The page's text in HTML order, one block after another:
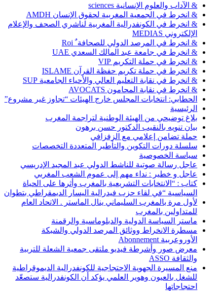
& الآداب والعلوم الإنسانية sciences
& انخرط في الجمعية المغربية لحقوق الإنسان AMDH
& انخرط في الكونفدرالية المغربية لناشري الصحف والإعلام
الإلكتروني MEDIAS
& انخرط في المرصد الدولي للصحافة ٌ Roi
& انخرط في جامعة عبد المالك السعدي UAE
& انخرط في حملة التكريم VIP
& انخرط في حملة تكريم حفظة القرآن ISLAME
& انخرط في نقابة التعليم العالي والأحياء الجامعية SUP
& انخرط في نقابة المحامون AVOCATS
الحطابي: انتخابات المجلس خارج الهيئات “تجاوز غير مشروع”
الرئيسية
بلاغ توضيحي من الهيئة الوطنية لتراجمة المغرب
بيان تنويه بالنقيب الدكتور حسن برهون
حملة تضامن إعلامي مع الزفزافي
سلسلة دورات التكوين والتأطير المتعددة التخصصات
سياسة الخصوصية
عاجل رسالة صوتية للناشط الدولي عبد المجيد الإدريسي
عاجل و خطير : نداء مهم إلى عموم الشعب المغربي
كتاب : “الانتخابات التشريعية بالمغرب وأثرها على الحياة
السياسية “في لقاء حزب فيدرالية اليسار الديمقراطي بتطوان
لأول مرة بالمغرب السليماني ينال الماستر . الاتحاد العام
للمتداولين بالمغرب
ماستر السياسة الدولية والدبلوماسية والرقمنة
مسطرة الانخراط ووثائق المرصد الدولي والشبكة
الأوروعربية Abonnement
معرض صور وأشرطة فيديو ملتقى جمعية الشعلة للتربية
والثقافة ASSO
منع المسيرة الجهوية الاحتجاجية للكونفدرالية الديموقراطية
للشغل بالعيون وهوير العلمي يؤكد أن الكونفدرالية ستصعّد
احتجاجاتها